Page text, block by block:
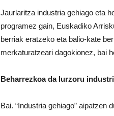
Jaurlaritza industria gehiago eta
programez gain, Euskadiko
berriak eratzeko eta balio-kate
merkaturatzeari dagokionez, bai
Beharrezkoa da lurzoru
Bai. “Industria gehiago” aipatzen